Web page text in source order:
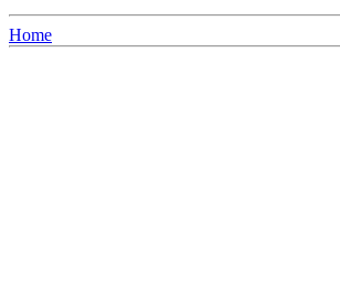
Home